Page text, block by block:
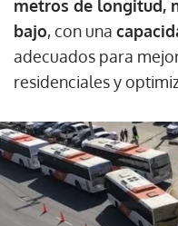
metros de longitud,
bajo, con una
adecuados para
residenciales y